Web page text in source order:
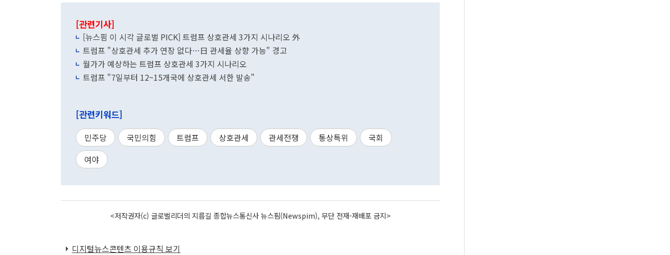
[관련기사]
[뉴스핌 이 시각 글로벌 PICK] 트럼프 상호관세 3가지 시나리오 外
트럼프 "상호관세 추가 연장 없다…日 관세율 상향 가능" 경고
월가가 예상하는 트럼프 상호관세 3가지 시나리오
트럼프 "7일부터 12~15개국에 상호관세 서한 발송"
[관련키워드]
민주당 국민의힘 트럼프 상호관세 관세전쟁 통상특위
국회
여야
<저작권자(c) 글로벌리더의 지름길 종합뉴스통신사 뉴스핌(Newspim), 무단 전재-재배포 금지>
디지털뉴스콘텐츠 이용규칙 보기